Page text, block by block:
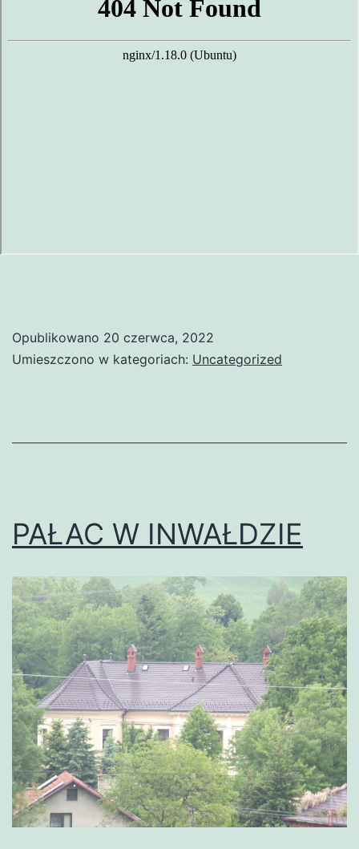
Opublikowano 20 czerwca, 2022
Umieszczono w kategoriach: Uncategorized
PAŁAC W INWAŁDZIE